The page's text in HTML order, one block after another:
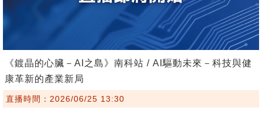
《鍍晶的心臟－AI之島》南科站 / AI驅動未來－科技與健
康革新的產業新局
直播時間：2026/06/25 13:30